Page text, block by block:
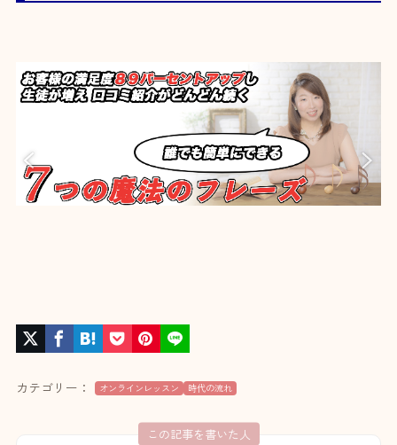
カテゴリー： オンラインレッスン 時代の流れ
この記事を書いた人